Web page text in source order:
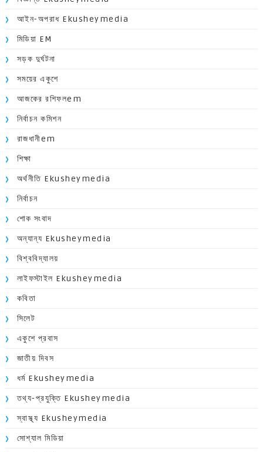
আইন-অপরাধ Ekusheymedia
মিডিয়া EM
সড়ক দুর্ঘটনা
সময়ের একুশে
আজকের রশিফলem
নির্বাচন কমিশন
রাজধানীem
শিক্ষা
অর্থনীতি Ekusheymedia
নির্বাচন
শোক সংবাদ
অন্যান্য Ekusheymedia
বিশ্ববিদ্যালয়
লাইফস্টাইল Ekusheymedia
কবিতা
সিলেট
একুশে প্রবাস
জাতীয় দিবস
ধর্ম Ekusheymedia
তথ্য-প্রযুক্তি Ekusheymedia
স্বাস্থ্য Ekusheymedia
সোশ্যাল মিডিয়া